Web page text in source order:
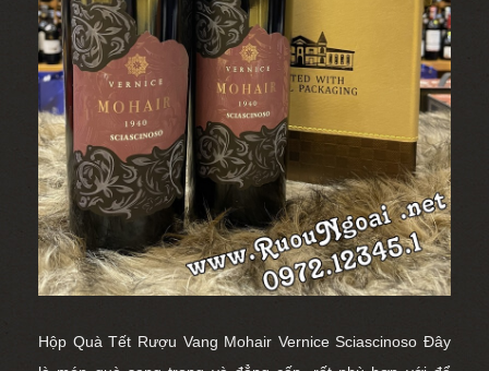
Hộp Quà Tết Rượu Vang Mohair Vernice Sciascinoso Đây